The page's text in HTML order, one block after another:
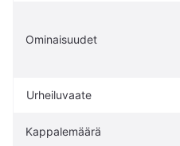
Ominaisuudet
Urheiluvaate
Kappalemäärä